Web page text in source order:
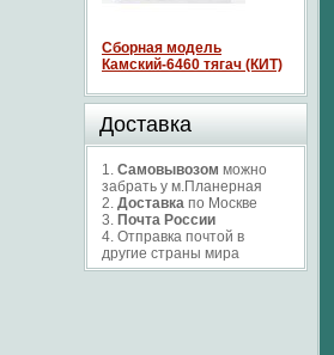
Сборная модель
Камский-6460 тягач (КИТ)
Доставка
1. Самовывозом можно
забрать у м.Планерная
2. Доставка по Москве
3. Почта России
4. Отправка почтой в
другие страны мира